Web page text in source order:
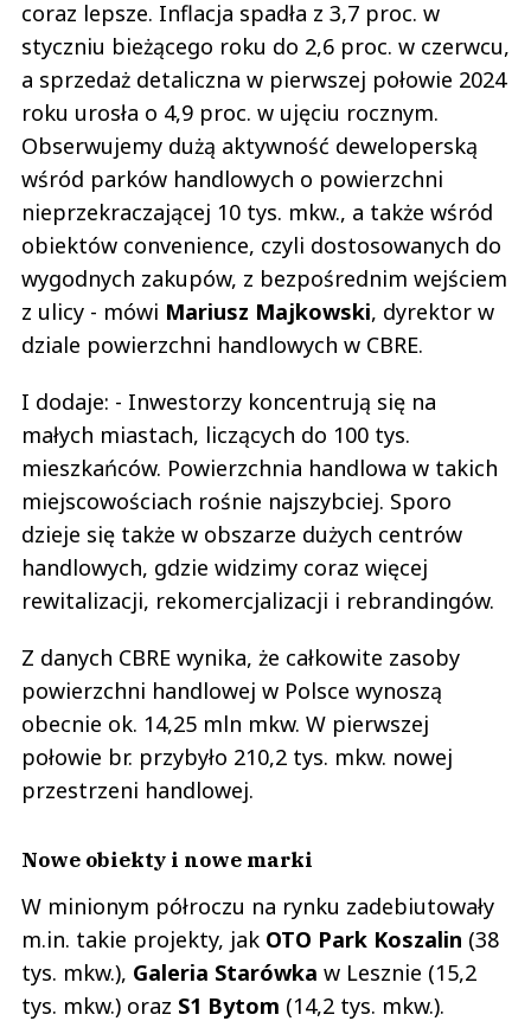
coraz lepsze. Inflacja spadła z 3,7 proc. w
styczniu bieżącego roku do 2,6 proc. w czerwcu,
a sprzedaż detaliczna w pierwszej połowie 2024
roku urosła o 4,9 proc. w ujęciu rocznym.
Obserwujemy dużą aktywność deweloperską
wśród parków handlowych o powierzchni
nieprzekraczającej 10 tys. mkw., a także wśród
obiektów convenience, czyli dostosowanych do
wygodnych zakupów, z bezpośrednim wejściem
z ulicy - mówi Mariusz Majkowski, dyrektor w
dziale powierzchni handlowych w CBRE.
I dodaje: - Inwestorzy koncentrują się na
małych miastach, liczących do 100 tys.
mieszkańców. Powierzchnia handlowa w takich
miejscowościach rośnie najszybciej. Sporo
dzieje się także w obszarze dużych centrów
handlowych, gdzie widzimy coraz więcej
rewitalizacji, rekomercjalizacji i rebrandingów.
Z danych CBRE wynika, że całkowite zasoby
powierzchni handlowej w Polsce wynoszą
obecnie ok. 14,25 mln mkw. W pierwszej
połowie br. przybyło 210,2 tys. mkw. nowej
przestrzeni handlowej.
Nowe obiekty i nowe marki
W minionym półroczu na rynku zadebiutowały
m.in. takie projekty, jak OTO Park Koszalin (38
tys. mkw.), Galeria Starówka w Lesznie (15,2
tys. mkw.) oraz S1 Bytom (14,2 tys. mkw.).